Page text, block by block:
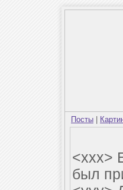
Посты
<xxx>
был